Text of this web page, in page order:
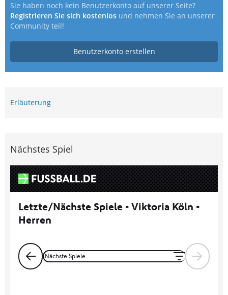
Sie haben noch kein Benutzerkonto auf unserer Seite?
Registrieren Sie sich kostenlos und nehmen Sie an unserer
Community teil!
Benutzerkonto erstellen
Erläuterung
Nächstes Spiel